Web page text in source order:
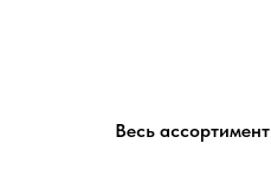
Весь ассортимент